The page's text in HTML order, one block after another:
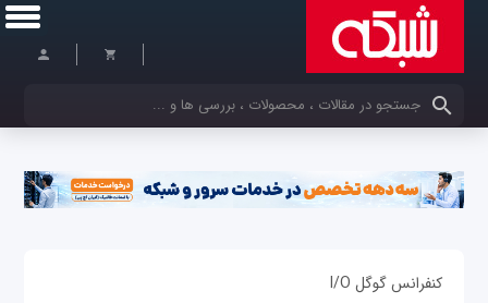
کلمات کلیدی خود را وارد کنید
کنفرانس گوگل I/O